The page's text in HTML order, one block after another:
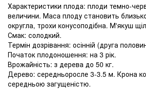
Характеристики плода: плоди темно-
величини. Маса плоду становить
округла, трохи конусоподібна. М'якуш
Смак: солодкий.
Термін дозрівання: осінній (друга
Початок плодоношення: на 3 рік.
Врожайність: з дерева до 50 кг.
Дерево: середньоросле 3-3.5 м. Крона
середньою загущеністю.